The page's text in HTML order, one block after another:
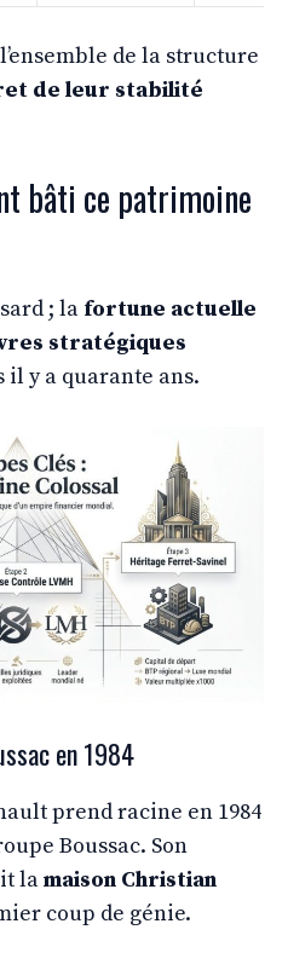
de la structure
de leur stabilité
bâti ce patrimoine
; la fortune actuelle
stratégiques
il y a quarante ans.
en 1984
prend racine en 1984
Boussac. Son
lamaison Christian
coup de génie.